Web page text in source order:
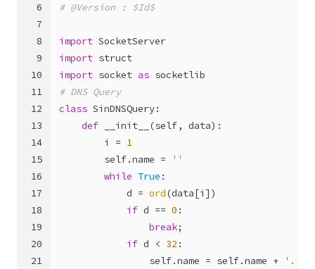
6
7
8
9
10
11
12
13
14
15
16
17
18
19
20
21
# @Version : $Id$
import SocketServer
import struct
import socket as socketlib
# DNS Query
class SinDNSQuery:
def
__init__ (self, data):
        i =
1
self.name =
''
while True :
            d =
ord(data[i])
if d == 0 :
break;
if d < 32 :
self.name = self.name +
'.'